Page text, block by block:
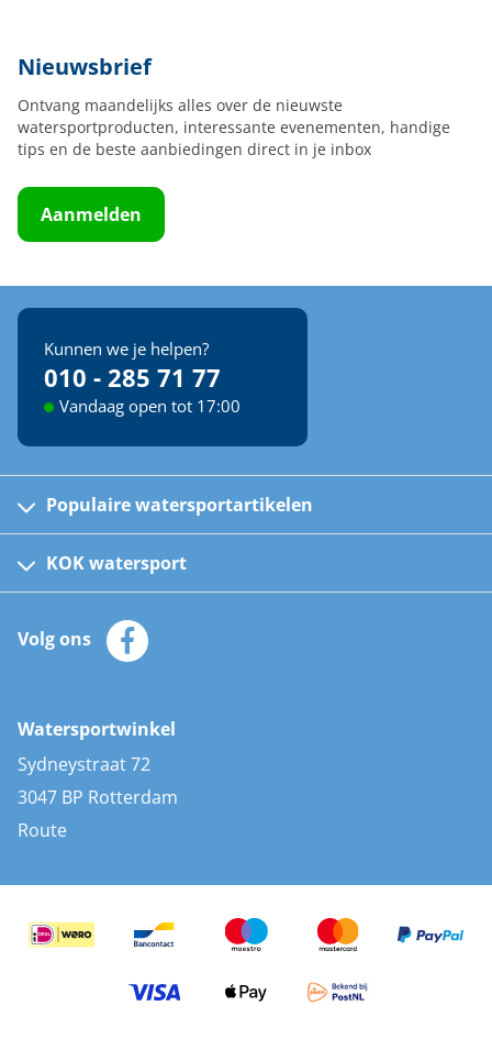
Nieuwsbrief
Ontvang maandelijks alles over de nieuwste
watersportproducten, interessante evenementen, handige
tips en de beste aanbiedingen direct in je inbox
Aanmelden
Kunnen we je helpen?
010 - 285 71 77
Vandaag open tot 17:00
Populaire watersportartikelen
Kinder reddingsvesten
Automatische reddingsvesten
Zeilkleding
Zonnepanelen
AIS transponders
Stootwillen en fenders
Bootkussens
Zwemtrappen
KOK watersport
Klantenservice
Merken
Volg ons
Watersportwinkel
Sydneystraat 72
3047 BP Rotterdam
Route